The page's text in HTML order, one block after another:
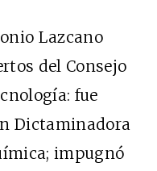
Lazcano
del Consejo
fue
Dictaminadora
impugnó